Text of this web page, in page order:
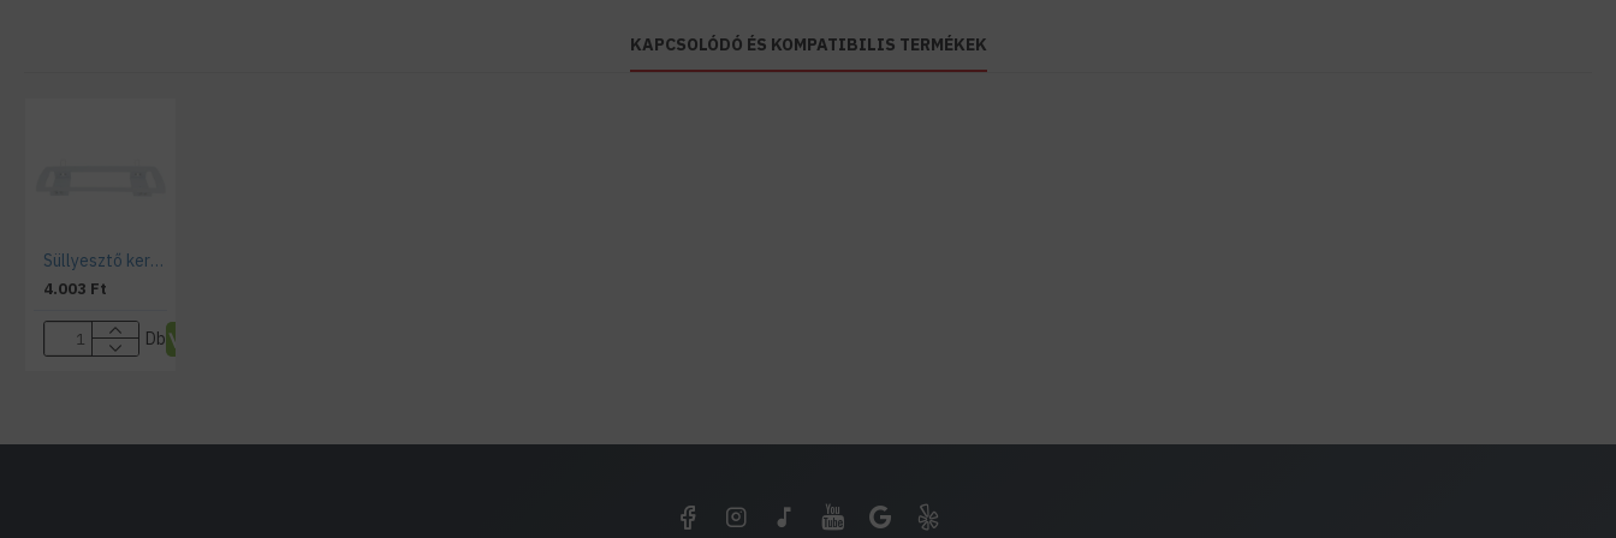
KAPCSOLÓDÓ ÉS KOMPATIBILIS TERMÉKEK
Süllyesztő keret 7201 Optonica vészvilágításhoz
4.003 Ft
Db